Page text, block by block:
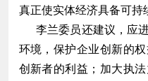
真正使实体经济具备可持
李兰委员还建议，应进
环境，保护企业创新的
创新者的利益；加大执